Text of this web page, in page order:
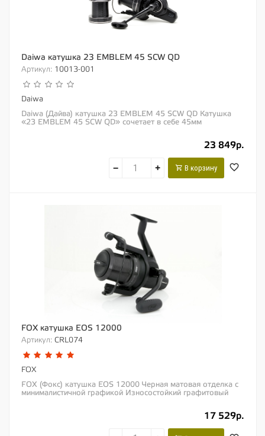
Daiwa катушка 23 EMBLEM 45 SCW QD
Артикул: 10013-001
Daiwa
Daiwa (Дайва) катушка 23 EMBLEM 45 SCW QD Катушка
«23 EMBLEM 45 SCW QD» сочетает в себе 45мм
23 849р.
− + В корзину
FOX катушка EOS 12000
Артикул: CRL074
FOX
FOX (Фокс) катушка EOS 12000 Черная матовая отделка с
минималистичной графикой Износостойкий графитовый
17 529р.